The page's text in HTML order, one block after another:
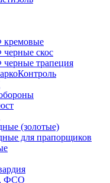
скос
трапеция
(золотые)
для прапорщиков
ФСО